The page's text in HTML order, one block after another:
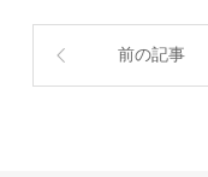
前の記事